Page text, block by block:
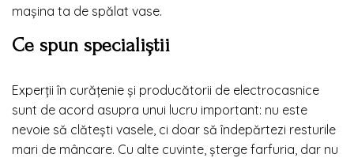
mașina ta de spălat vase.
Ce spun specialiștii
Experții în curățenie și producătorii de electrocasnice
sunt de acord asupra unui lucru important: nu este
nevoie să clătești vasele, ci doar să îndepărtezi resturile
mari de mâncare. Cu alte cuvinte, șterge farfuria, dar nu